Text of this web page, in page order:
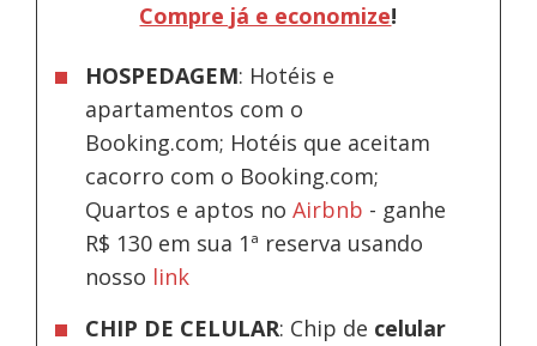
Compre já e economize!
HOSPEDAGEM: Hotéis e
apartamentos com o
Booking.com; Hotéis que aceitam
cacorro com o Booking.com;
Quartos e aptos noAirbnb - ganhe
R$ 130 em sua 1ª reserva usando
nosso link
CHIP DE CELULAR: Chip de celular